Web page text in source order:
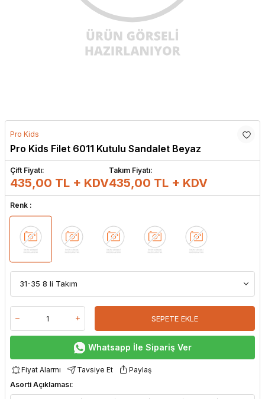
Pro Kids
Pro Kids Filet 6011 Kutulu Sandalet Beyaz
Çift Fiyatı:
435,00 TL + KDV
Takım Fiyatı:
435,00 TL + KDV
Renk :
SEPETE EKLE
Whatsapp İle Sipariş Ver
Fiyat Alarmı Tavsiye Et
Paylaş
Asorti Açıklaması: